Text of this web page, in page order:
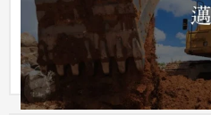
BtoB向けのコーポレートサイト
で制作したHPで運用していたた
た。一般...